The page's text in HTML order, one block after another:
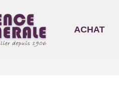
ACHAT